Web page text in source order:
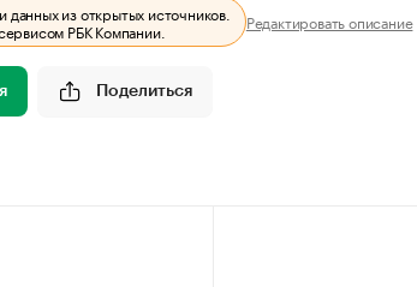
из открытых источников.
РБК Компании. Редактировать описание
Поделиться